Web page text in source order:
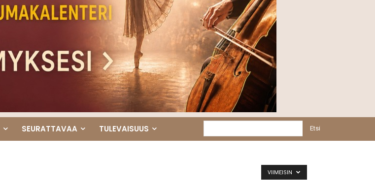
SEURATTAVAA TULEVAISUUS Etsi
VIIMEISIN